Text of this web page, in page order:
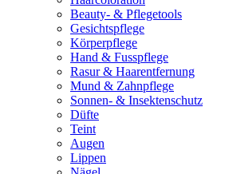
Beauty- & Pflegetools
Gesichtspflege
Körperpflege
Hand & Fusspflege
Rasur & Haarentfernung
Mund & Zahnpflege
Sonnen- & Insektenschutz
Düfte
Teint
Augen
Lippen